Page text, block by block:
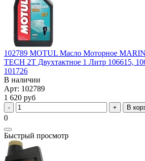
102789 MOTUL Масло Моторное
TECH 2T Двухтактное 1 Литр 106615,
101726
В наличии
Арт: 102789
1 620 руб
В
0
Быстрый просмотр